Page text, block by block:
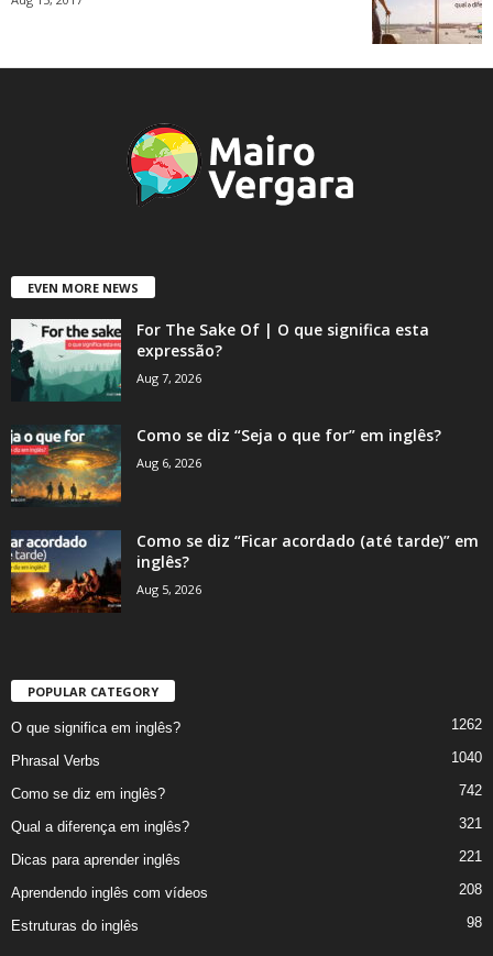
EVEN MORE NEWS
For The Sake Of | O que significa esta
expressão?
Aug 7, 2026
Como se diz “Seja o que for” em inglês?
Aug 6, 2026
Como se diz “Ficar acordado (até tarde)” em
inglês?
Aug 5, 2026
POPULAR CATEGORY
O que significa em inglês? 1262
Phrasal Verbs 1040
Como se diz em inglês? 742
Qual a diferença em inglês? 321
Dicas para aprender inglês 221
Aprendendo inglês com vídeos 208
Estruturas do inglês 98